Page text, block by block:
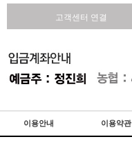
고객센터 연결
이용안내 이용약관